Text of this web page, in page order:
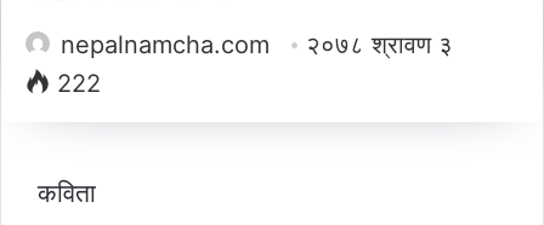
nepalnamcha.com
२०७८ श्रावण ३
222
कविता